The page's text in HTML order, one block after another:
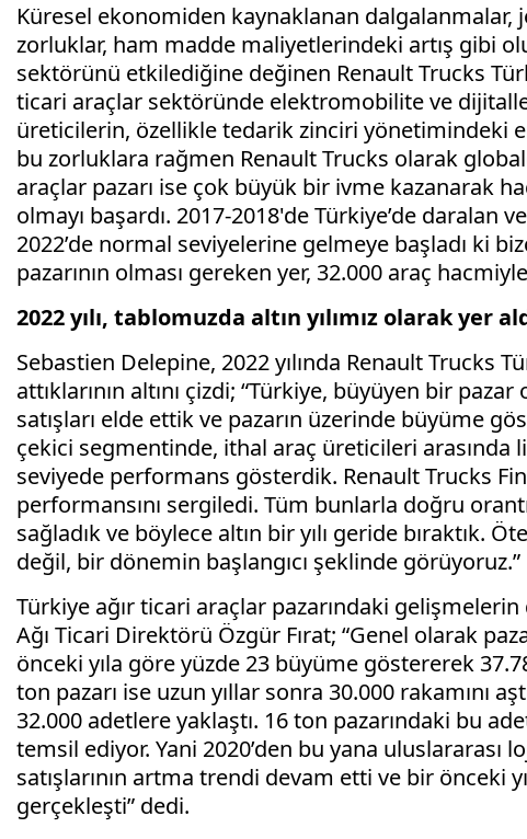
Küresel ekonomiden kaynaklanan
zorluklar, ham madde maliyetlerindeki artış gibi
sektörünü etkilediğine değinen Renault Trucks
ticari araçlar sektöründe elektromobilite ve
üreticilerin, özellikle tedarik zinciri yönetimindeki
bu zorluklara rağmen Renault Trucks olarak
araçlar pazarı ise çok büyük bir ivme kazanarak
olmayı başardı. 2017-2018'de Türkiye’de daralan
2022’de normal seviyelerine gelmeye başladı ki
pazarının olması gereken yer, 32.000 araç
2022 yılı, tablomuzda altın yılımız olarak yer
Sebastien Delepine, 2022 yılında Renault Trucks
attıklarının altını çizdi; “Türkiye, büyüyen bir
satışları elde ettik ve pazarın üzerinde büyüme
çekici segmentinde, ithal araç üreticileri arasında
seviyede performans gösterdik. Renault Trucks
performansını sergiledi. Tüm bunlarla doğru
sağladık ve böylece altın bir yılı geride bıraktık.
değil, bir dönemin başlangıcı şeklinde görüyoruz.”
Türkiye ağır ticari araçlar pazarındaki
Ağı Ticari Direktörü Özgür Fırat; “Genel olarak
önceki yıla göre yüzde 23 büyüme göstererek
ton pazarı ise uzun yıllar sonra 30.000 rakamını
32.000 adetlere yaklaştı. 16 ton pazarındaki bu
temsil ediyor. Yani 2020’den bu yana
satışlarının artma trendi devam etti ve bir önceki
gerçekleşti” dedi.